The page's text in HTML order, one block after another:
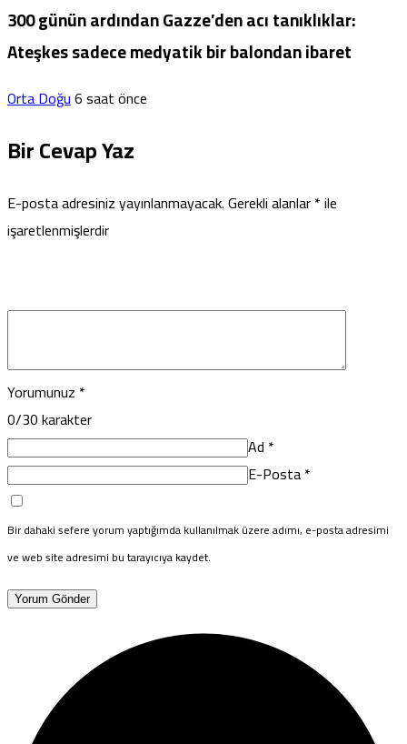
300 günün ardından Gazze’den acı tanıklıklar:
Ateşkes sadece medyatik bir balondan ibaret
Orta Doğu6 saat önce
Bir Cevap Yaz
E-posta adresiniz yayınlanmayacak.Gerekli alanlar*ile
işaretlenmişlerdir
Yorumunuz *
0/30 karakter
Ad *
E-Posta*
Bir dahaki sefere yorum yaptığımda kullanılmak üzere adımı, e-posta adresimi
ve web site adresimi bu tarayıcıya kaydet.
Yorum Gönder